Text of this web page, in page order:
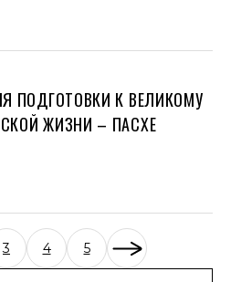
ПОДГОТОВКИ К ВЕЛИКОМУ
ЖИЗНИ – ПАСХЕ
3 4 5